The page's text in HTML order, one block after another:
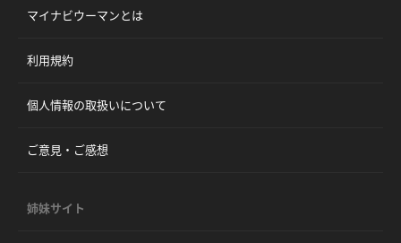
マイナビウーマンとは
利用規約
個人情報の取扱いについて
ご意見・ご感想
姉妹サイト